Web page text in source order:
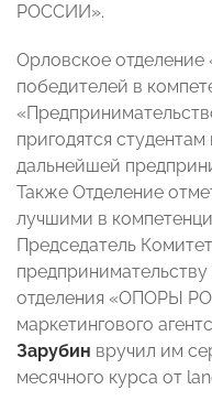
РОССИИ».
Орловское
победителей в
пригодятся
дальнейшей
Также Отделение
лучшими в
Председатель
отделения «ОПОРЫ
маркетингового
Зарубин вручил им
месячного курса от